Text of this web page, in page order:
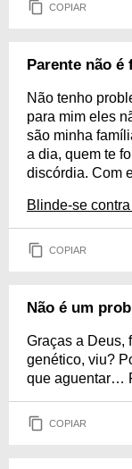
COPIAR
Parente não é
Não tenho
para mim eles
são minha
a dia, quem te
discórdia. Com
Blinde-se
COPIAR
Não é um
Graças a Deus,
genético, viu?
que aguentar…
COPIAR